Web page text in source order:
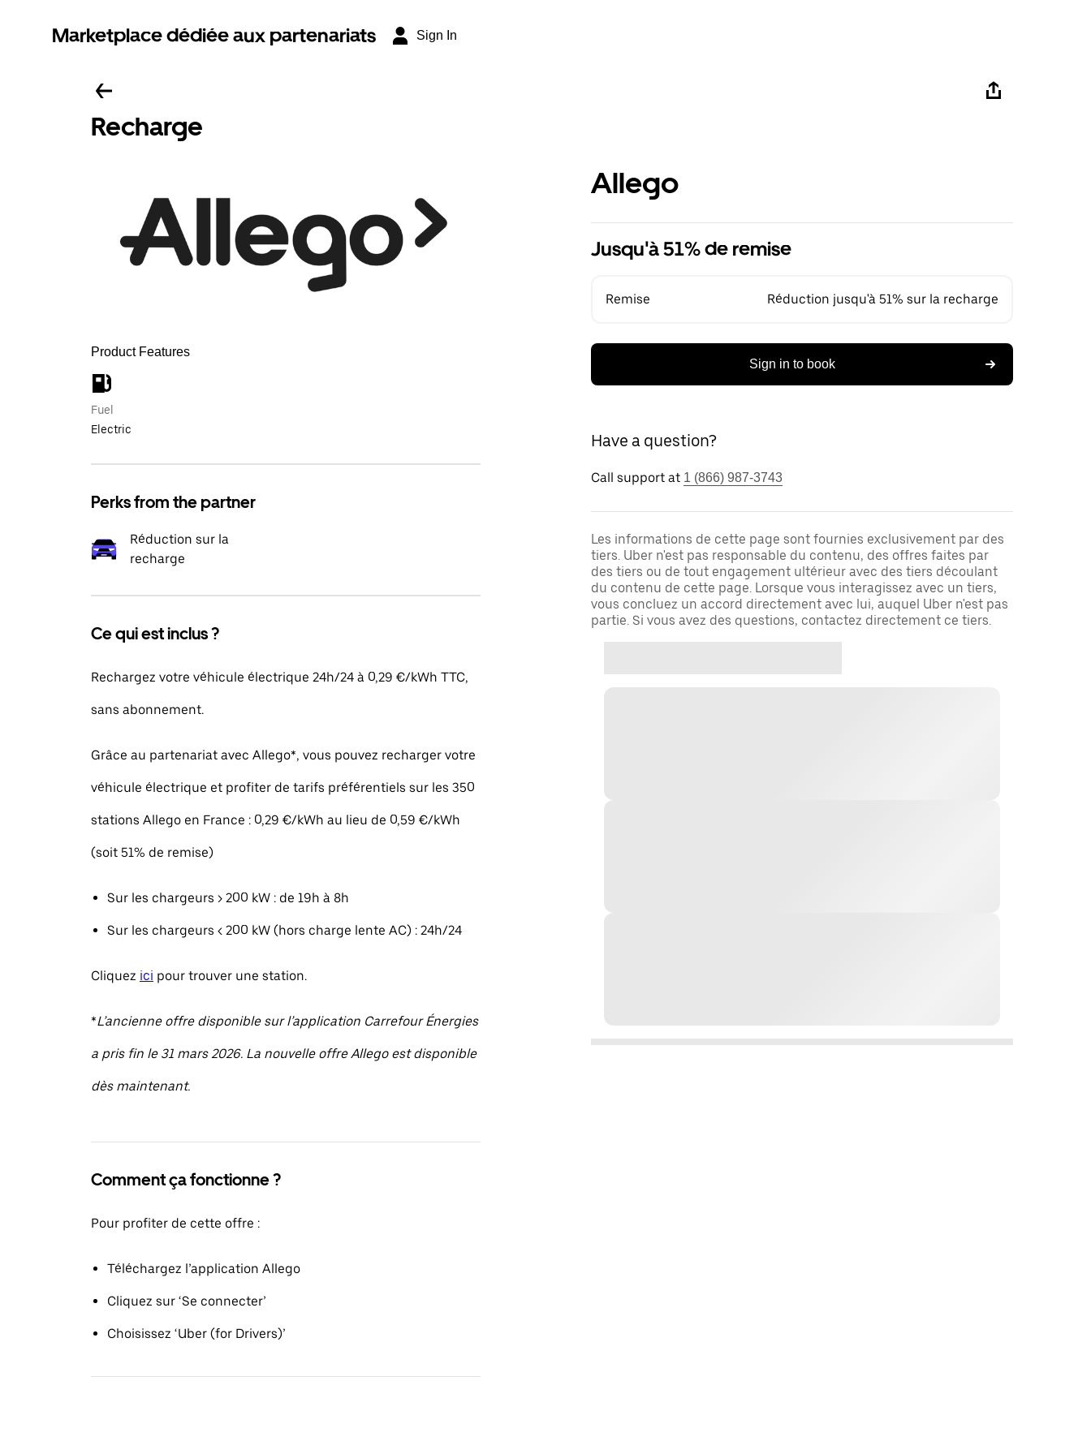
Marketplace dédiée aux partenariats Sign In
Recharge
Product Features
Fuel
Electric
Perks from the partner
Réduction sur la
recharge
Ce qui est inclus ?
Rechargez votre véhicule électrique 24h/24 à 0,29 €/kWh TTC,
sans abonnement.
Grâce au partenariat avec Allego*, vous pouvez recharger votre
véhicule électrique et profiter de tarifs préférentiels sur les 350
stations Allego en France : 0,29 €/kWh au lieu de 0,59 €/kWh
(soit 51% de remise)
Sur les chargeurs > 200 kW : de 19h à 8h
Sur les chargeurs < 200 kW (hors charge lente AC) : 24h/24
Cliquez ici pour trouver une station.
*L’ancienne offre disponible sur l’application Carrefour Énergies
a pris fin le 31 mars 2026. La nouvelle offre Allego est disponible
dès maintenant.
Comment ça fonctionne ?
Pour profiter de cette offre :
Téléchargez l’application Allego
Cliquez sur ‘Se connecter’
Choisissez ‘Uber (for Drivers)’
Allego
Jusqu'à 51% de remise
Remise Réduction jusqu'à 51% sur la recharge
Sign in to book
Have a question?
Call support at 1 (866) 987-3743
Les informations de cette page sont fournies exclusivement par des
tiers. Uber n'est pas responsable du contenu, des offres faites par
des tiers ou de tout engagement ultérieur avec des tiers découlant
du contenu de cette page. Lorsque vous interagissez avec un tiers,
vous concluez un accord directement avec lui, auquel Uber n'est pas
partie. Si vous avez des questions, contactez directement ce tiers.